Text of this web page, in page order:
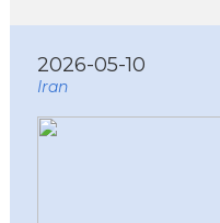
2026-05-10
Iran